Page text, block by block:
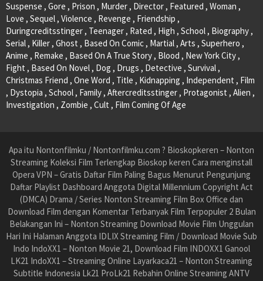
Suspense , Gore , Prison , Murder , Director , Featured , Woman ,
Love , Sequel , Violence , Revenge , Friendship ,
Duringcreditsstinger , Teenager , Rated , High , School , Biography ,
Serial , Killer , Ghost , Based On Comic , Martial , Arts , Superhero ,
Anime , Remake , Based On A True Story , Blood , New York City ,
Fight , Based On Novel , Dog , Drugs , Detective , Survival ,
Christmas Friend , One Word , Title , Kidnapping , Independent , Film
, Dystopia , School , Family , Aftercreditsstinger , Protagonist , Alien ,
Investigation , Zombie , Cult , Film Coming Of Age
Apa itu Nontonfilmku / Nontonfilmku.com ? Bioskopkeren – Nonton
Streaming Koleksi Film Terlengkap Bioskop keren Cara menginstall
Opera VPN – Gratis Daftar Film Paling Bagus Menurut Pengunjung
Daftar Playlist Dashboard Anggota Digital Millennium Copyright Act
(DMCA) Drama / Series Nonton Streaming Film Box Office dan
Download Film dengan Komentar Terbanyak Film Terpopuler 2 Bulan
Belakangan Ini – Nonton Streaming Download Movie Film Unggulan
Hari Ini Halaman Anggota IDLIX Streaming Film / Download Movie Sub
Indo IndoXX1 – Nonton Movie 21, Download Film INDOXX1 Ganool
LK21 IndoXX1 – Streaming Online Layarkaca21 – Nonton Streaming
Subtitle Indonesia Lk21 ProLk21 Rebahin Online Streaming ANTV